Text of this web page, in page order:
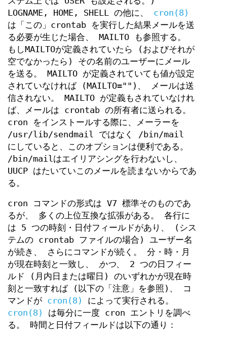
LOGNAME, HOME, SHELL の他に、 cron(8)
は「この」crontab を実行した結果メールを送
る必要が生じた場合、 MAILTO も参照する。
もしMAILTOが定義されていたら (およびそれが
空でなかったら) その名前のユーザーにメール
を送る。 MAILTO が定義されていても値が設定
されていなければ (MAILTO="")、 メールは送
信されない。 MAILTO が定義もされていなけれ
ば、メールは crontab の所有者に送られる。
cron をインストールする際に、メーラーを
/usr/lib/sendmail ではなく /bin/mail
にしていると、このオプションは便利である。
/bin/mailはエイリアシングを行わないし、
UUCP はたいていこのメールを読まないからであ
る。
cron コマンドの形式は V7 標準そのものであ
るが、 多くの上位互換な拡張がある。 各行に
は 5 つの時刻・日付フィールドがあり、 (シス
テムの crontab ファイルの場合) ユーザー名
が続き、 さらにコマンドが続く。 分・時・月
が現在時刻と一致し、 かつ、 2 つの日フィー
ルド (月内日または曜日) のいずれかが現在時
刻と一致すれば (以下の「注意」を参照)、 コ
マンドが cron(8)
によって実行される。
cron(8)
は毎分に一度 cron エントリを調べ
る。 時間と日付フィールドは以下の通り：